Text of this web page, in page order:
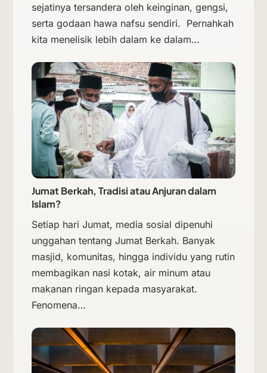
sejatinya tersandera oleh keinginan, gengsi,
serta godaan hawa nafsu sendiri. Pernahkah
kita menelisik lebih dalam ke dalam…
Jumat Berkah, Tradisi atau Anjuran dalam
Islam?
Setiap hari Jumat, media sosial dipenuhi
unggahan tentang Jumat Berkah. Banyak
masjid, komunitas, hingga individu yang rutin
membagikan nasi kotak, air minum atau
makanan ringan kepada masyarakat.
Fenomena…